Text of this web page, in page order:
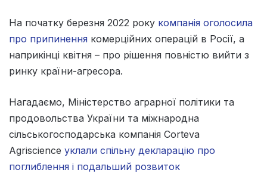
На початку березня 2022 року компанія оголосила
про припинення комерційних операцій в Росії, а
наприкінці квітня – про рішення повністю вийти з
ринку країни-агресора.
Нагадаємо, Міністерство аграрної політики та
продовольства України та міжнародна
сільськогосподарська компанія Corteva
Agriscience уклали спільну декларацію про
поглиблення і подальший розвиток